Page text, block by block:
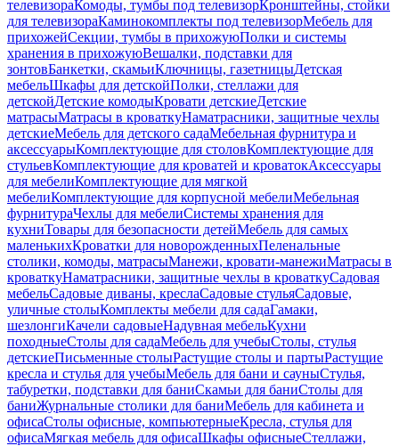
телевизораКомоды, тумбы под телевизорКронштейны, стойки
для телевизораКаминокомплекты под телевизорМебель для
прихожейСекции, тумбы в прихожуюПолки и системы
хранения в прихожуюВешалки, подставки для
зонтовБанкетки, скамьиКлючницы, газетницыДетская
мебельШкафы для детскойПолки, стеллажи для
детскойДетские комодыКровати детскиеДетские
матрасыМатрасы в кроваткуНаматрасники, защитные чехлы
детскиеМебель для детского садаМебельная фурнитура и
аксессуарыКомплектующие для столовКомплектующие для
стульевКомплектующие для кроватей и кроватокАксессуары
для мебелиКомплектующие для мягкой
мебелиКомплектующие для корпусной мебелиМебельная
фурнитураЧехлы для мебелиСистемы хранения для
кухниТовары для безопасности детейМебель для самых
маленькихКроватки для новорожденныхПеленальные
столики, комоды, матрасыМанежи, кровати-манежиМатрасы в
кроваткуНаматрасники, защитные чехлы в кроваткуСадовая
мебельСадовые диваны, креслаСадовые стульяСадовые,
уличные столыКомплекты мебели для садаГамаки,
шезлонгиКачели садовыеНадувная мебельКухни
походныеСтолы для садаМебель для учебыСтолы, стулья
детскиеПисьменные столыРастущие столы и партыРастущие
кресла и стулья для учебыМебель для бани и сауныСтулья,
табуретки, подставки для баниСкамьи для баниСтолы для
баниЖурнальные столики для баниМебель для кабинета и
офисаСтолы офисные, компьютерныеКресла, стулья для
офисаМягкая мебель для офисаШкафы офисныеСтеллажи,